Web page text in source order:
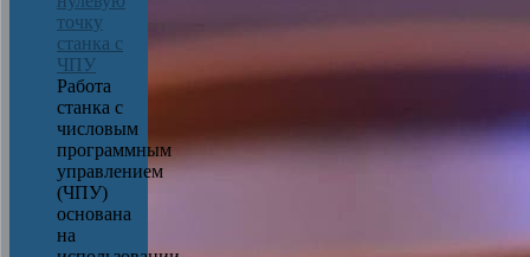
точку
станка с
ЧПУ
Работа
станка с
числовым
программным
управлением
(ЧПУ)
основана
на